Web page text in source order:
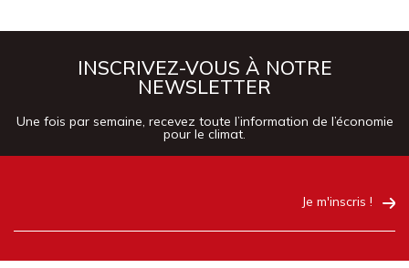
INSCRIVEZ-VOUS À NOTRE
NEWSLETTER
Une fois par semaine, recevez toute l’information de l’économie
pour le climat.
Je m'inscris !